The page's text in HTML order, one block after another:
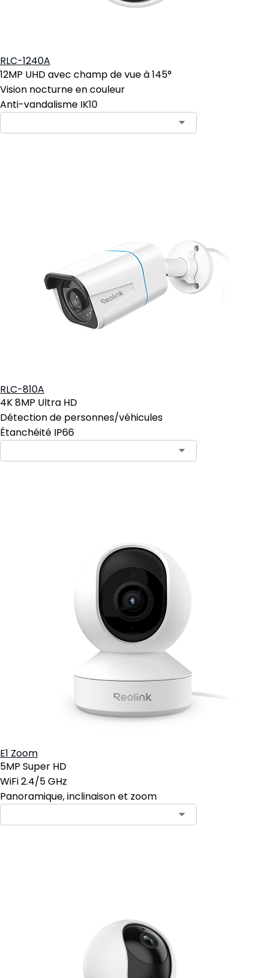
RLC-1240A
12MP UHD avec champ de vue à 145°
Vision nocturne en couleur
Anti-vandalisme IK10
RLC-810A
4K 8MP Ultra HD
Détection de personnes/véhicules
Étanchéité IP66
E1 Zoom
5MP Super HD
WiFi 2.4/5 GHz
Panoramique, inclinaison et zoom